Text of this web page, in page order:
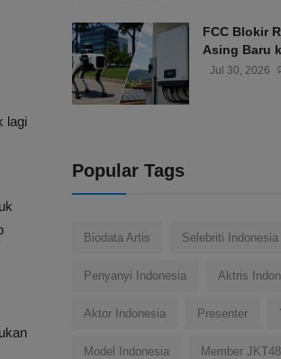
lagi
FCC Blokir
Asing Baru
Jul 30, 2026
Popular Tags
Biodata Artis Selebriti Indonesia
Penyanyi Indonesia Aktris
Aktor Indonesia Presenter
Model Indonesia Member JKT48